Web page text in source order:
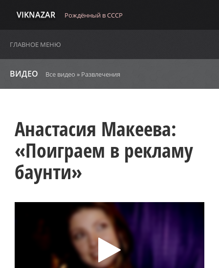
VIKNAZAR Рождённый в СССР
ГЛАВНОЕ МЕНЮ
ВИДЕО Все видео » Развлечения
Анастасия Макеева:
«Поиграем в рекламу
баунти»